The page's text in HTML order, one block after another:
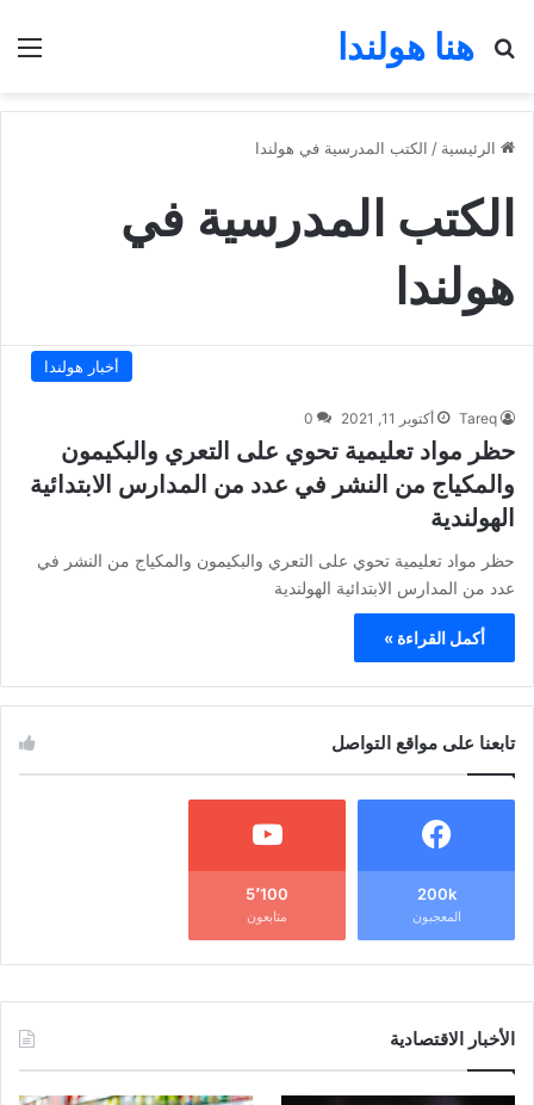
هنا هولندا
بحث عن
الرئيسية / الكتب المدرسية في هولندا
الكتب المدرسية في
هولندا
أخبار هولندا
Tareq أكتوبر 11, 2021 0
حظر مواد تعليمية تحوي على التعري والبكيمون
والمكياج من النشر في عدد من المدارس الابتدائية
الهولندية
حظر مواد تعليمية تحوي على التعري والبكيمون والمكياج من النشر في
عدد من المدارس الابتدائية الهولندية
أكمل القراءة »
تابعنا على مواقع التواصل
200k
المعجبون
5٬100
متابعون
الأخبار الاقتصادية